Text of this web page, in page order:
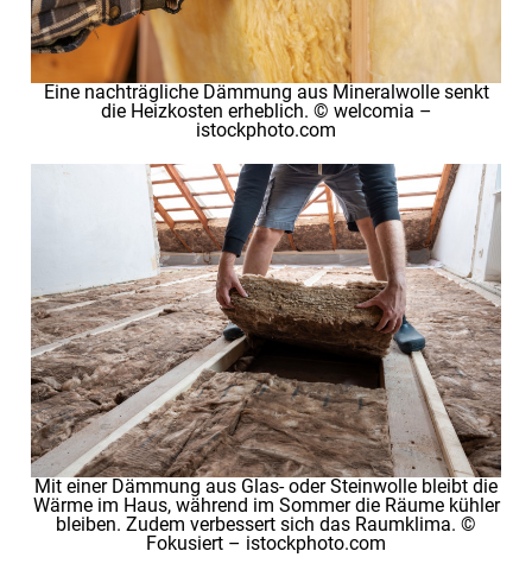
Eine nachträgliche Dämmung aus Mineralwolle senkt
die Heizkosten erheblich. © welcomia –
istockphoto.com
Mit einer Dämmung aus Glas- oder Steinwolle bleibt die
Wärme im Haus, während im Sommer die Räume kühler
bleiben. Zudem verbessert sich das Raumklima. ©
Fokusiert – istockphoto.com